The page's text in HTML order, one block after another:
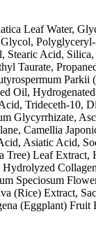
Leaf Water,
Stearic Acid,
Taurate,
Parkii
Oil,
Trideceth-10,
Glycyrrhizate,
Camellia
Asiatic Acid,
Tree) Leaf Extract,
Speciosum
(Rice) Extract,
(Eggplant) Fruit